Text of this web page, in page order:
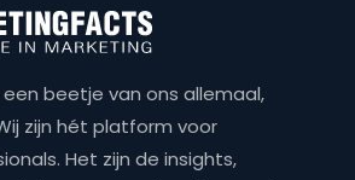
beetje van ons allemaal,
zijn hét platform voor
Het zijn de insights,